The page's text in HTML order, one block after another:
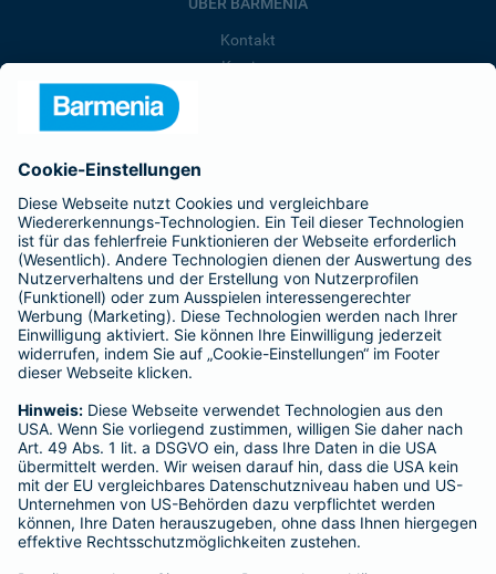
Kontakt
Karriere
Affiliate-Partner werden
Barmenia ist Teil der BarmeniaGothaer
BELIEBTE SEITEN
Kranken-Zusatzversicherung
Tierversicherungen
Haftpflichtversicherung
Hausratversicherung
SERVICE
Adresse ändern
Schaden melden
Kilometerstandsmeldung
Serviceübersicht